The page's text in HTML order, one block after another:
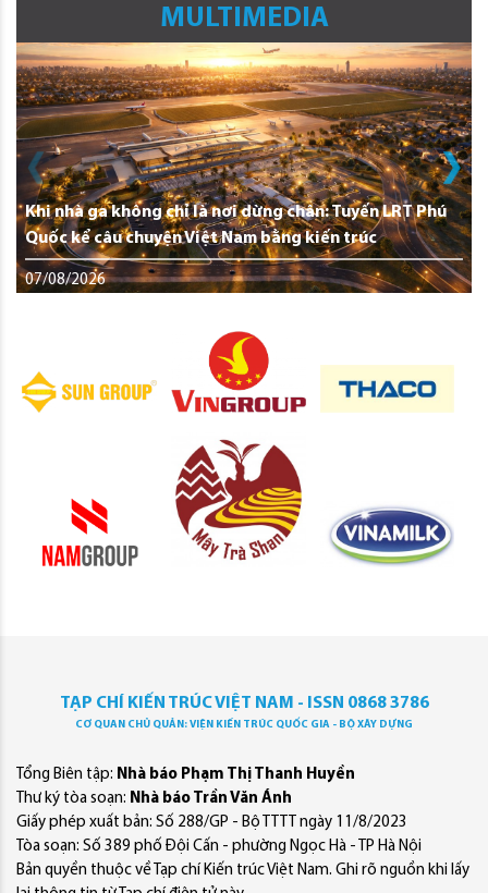
MULTIMEDIA
Khi nhà ga không chỉ là nơi dừng chân: Tuyến LRT Phú
Quốc kể câu chuyện Việt Nam bằng kiến trúc
07/08/2026
TẠP CHÍ KIẾN TRÚC VIỆT NAM - ISSN 0868 3786
CƠ QUAN CHỦ QUẢN: VIỆN KIẾN TRÚC QUỐC GIA - BỘ XÂY DỰNG
Tổng Biên tập: Nhà báo Phạm Thị Thanh Huyền
Thư ký tòa soạn: Nhà báo Trần Văn Ánh
Giấy phép xuất bản: Số 288/GP - Bộ TTTT ngày 11/8/2023
Tòa soạn: Số 389 phố Đội Cấn - phường Ngọc Hà - TP Hà Nội
Bản quyền thuộc về Tạp chí Kiến trúc Việt Nam. Ghi rõ nguồn khi lấy